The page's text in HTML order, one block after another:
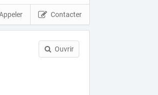
Contacter
Ouvrir